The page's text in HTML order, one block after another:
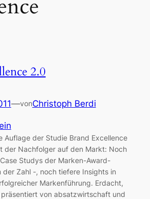
2.0
—vonChristoph Berdi
Auflage der Studie Brand Excellence
der Nachfolger auf den Markt: Noch
Studys der Marken-Award-
der Zahl -, noch tiefere Insights in
Markenführung. Erdacht,
von absatzwirtschaft und